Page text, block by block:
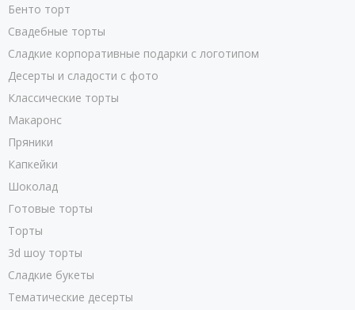
Бенто торт
Свадебные торты
Сладкие корпоративные подарки с логотипом
Десерты и сладости с фото
Классические торты
Макаронс
Пряники
Капкейки
Шоколад
Готовые торты
Торты
3d шоу торты
Сладкие букеты
Тематические десерты